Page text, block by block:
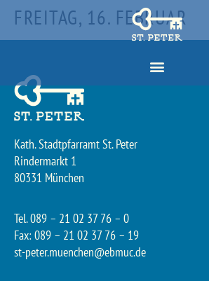
FREITAG, 16. FEBRUAR
Kath. Stadtpfarramt St. Peter
Rindermarkt 1
80331 München
Tel. 089 – 21 02 37 76 – 0
Fax: 089 – 21 02 37 76 – 19
st-peter.muenchen@ebmuc.de